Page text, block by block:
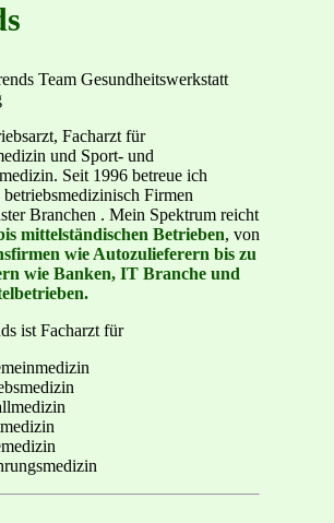
Facharzt für
und Sport- und
Seit 1996 betreue ich
betriebsmedizinisch Firmen
Branchen . Mein Spektrum reicht
mittelständischen Betrieben, von
wie Autozulieferern bis zu
wie Banken, IT Branche und
ist Facharzt für